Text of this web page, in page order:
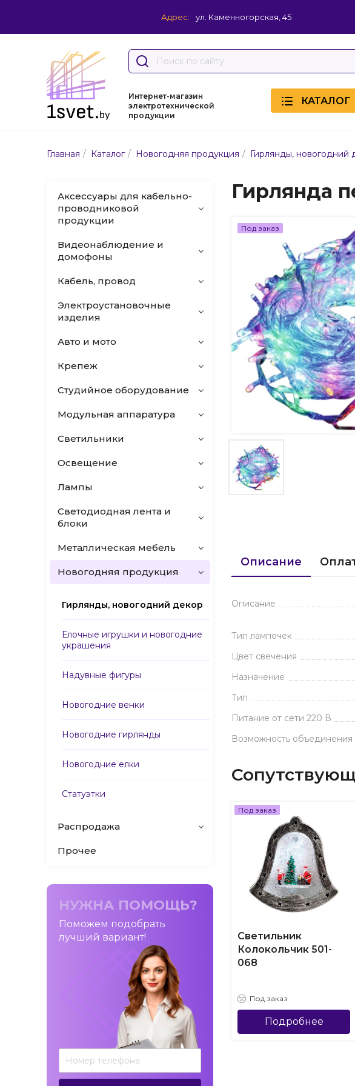
Адрес: ул. Каменногорская, 45
Интернет-магазин
электротехнической
продукции
КАТАЛОГ
Главная / Каталог / Новогодняя продукция / Гирлянды, новогодний
Аксессуары для кабельно-
проводниковой
продукции
Видеонаблюдение и
домофоны
Кабель, провод
Электроустановочные
изделия
Авто и мото
Крепеж
Студийное оборудование
Модульная аппаратура
Светильники
Освещение
Лампы
Светодиодная лента и
блоки
Металлическая мебель
Новогодняя продукция
Гирлянды, новогодний декор
Елочные игрушки и новогодние
украшения
Надувные фигуры
Новогодние венки
Новогодние гирлянды
Новогодние елки
Статуэтки
Распродажа
Прочее
НУЖНА ПОМОЩЬ?
Поможем подобрать
лучший вариант!
Гирлянда
Под заказ
Описание
Описание
Тип лампочек
Цвет свечения
Назначение
Тип
Питание от сети 220 В
Возможность объединения
Под заказ
Светильник
Колокольчик 501-
068
Под заказ
Подробнее